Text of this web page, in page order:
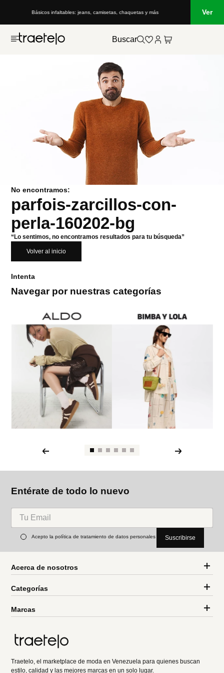
Básicos infaltables: jeans, camisetas, chaquetas y más Ver
Buscar
No encontramos:
parfois-zarcillos-con-
perla-160202-bg
“Lo sentimos, no encontramos resultados para tu búsqueda”
Volver al inicio
Intenta
Navegar por nuestras categorías
Entérate de todo lo nuevo
Acepto la política de tratamiento de datos personales Suscribirse
Acerca de nosotros
Categorías
Marcas
Traetelo, el marketplace de moda en Venezuela para quienes buscan
estilo, calidad y las mejores marcas en un solo lugar.